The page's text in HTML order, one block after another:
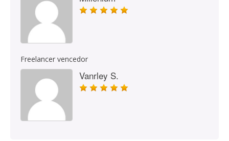
Freelancer vencedor
Vanrley S.